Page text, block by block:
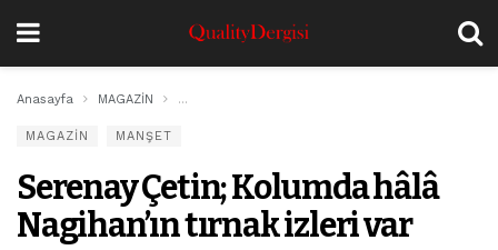
Anasayfa MAGAZİN Serenay Çetin; Kolumda hâlâ Nagihan’ın tırnak
MAGAZİN MANŞET
Serenay Çetin; Kolumda hâlâ
Nagihan’ın tırnak izleri var